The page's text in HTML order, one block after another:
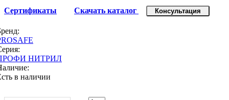
Сертификаты Скачать каталог Консультация
НИТРИЛ
в наличии